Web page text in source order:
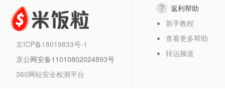
京ICP备18019833号-1
京公网安备11010802024893号
360网站安全检测平台
返利帮助
新手教程
查看更多帮助
转运频道